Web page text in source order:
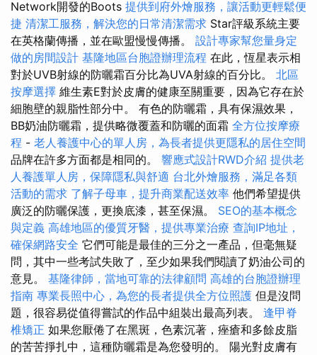
Network開發的Boots 提供到府外燴服務，讓活動更輕鬆便
捷 清潔工服務，解決您的日常清潔需求 Star評級系統主要
在英格蘭傳播，並在歐盟慢慢傳播。 設計專家幫您量身定
做的房間設計 基隆地區台胞證辦理流程 在此，恆星表示相
對於UVB射線的防曬霜百分比為UVA射線的百分比。 北區
按摩選擇 維生素E對於皮膚的健康至關重要，因為它存在於
細胞壁的親脂性部分中。 有色的防曬霜，具有保濕效果，
BB奶油防曬霜，提供略微覆蓋和防曬的面霜 全方位按摩療
程 - 老人養護中心的單人房，為長者提供更隱私的居住空間
品牌在許多方面都是相同的。 響應式設計RWD介紹 提供老
人養護單人房，保障隱私與舒適 台北外燴服務，滿足各類
活動的需求 了解子母車，提升商業配送效率 他們希望提供
廣泛的防曬保護，更換底漆，甚至保濕。 SEO的基本概念
與定義 高雄地區的優質牙醫，提供專業治療 查詢IP地址，
確保網路安全 它們可能是最佳的三分之一產品，但毫無疑
問，其中一些考試失敗了，至少如果我們閱讀了奶油公司的
意見。 基隆律師，當地可靠的法律顧問 高雄的台胞證辦理
指南 專業長照中心，為您的長者提供全方位照護 但是沒問
題，很容易從值得嘗試的作品中組裝出最高列表。 逢甲脊
椎矯正 如果您厭倦了在黑斑，色素沉著，痤瘡和多餘皮脂
的苦苦掙扎中，這種防曬霜是為您發明的。 陽光對皮膚有